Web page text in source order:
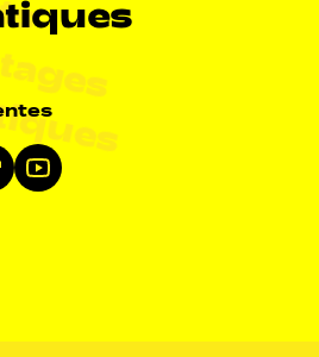
Youtube
page